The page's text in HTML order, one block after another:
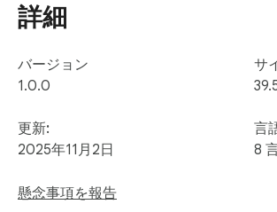
詳細
バージョン
1.0.0
更新:
2025年11月2日
懸念事項を報告
サ
言
8